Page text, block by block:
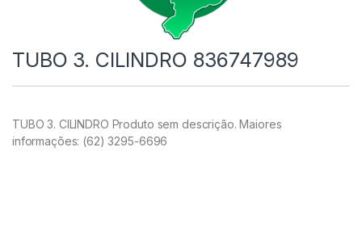
TUBO 3. CILINDRO 836747989
TUBO 3. CILINDRO Produto sem descrição. Maiores
informações: (62) 3295-6696